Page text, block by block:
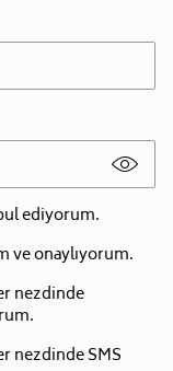
ediyorum.
ve onaylıyorum.
nezdinde
nezdinde SMS